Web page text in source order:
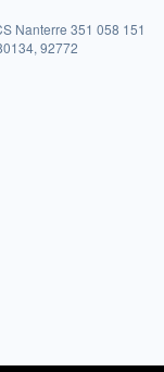
Nanterre 351 058 151
92772